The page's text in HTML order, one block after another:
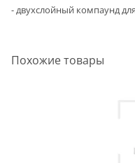
- двухслойный компаунд
Похожие товары